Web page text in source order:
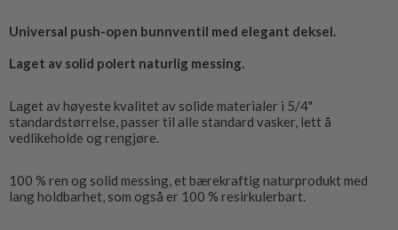
Universal push-open bunnventil med elegant deksel.
Laget av solid polert naturlig messing.
Laget av høyeste kvalitet av solide materialer i 5/4"
standardstørrelse, passer til alle standard vasker, lett å
vedlikeholde og rengjøre.
100 % ren og solid messing, et bærekraftig naturprodukt med
lang holdbarhet, som også er 100 % resirkulerbart.